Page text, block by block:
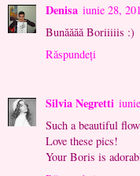
Denisa iunie 28,
Bunăăăă Boriiiiis :)
Răspundeți
Silvia Negretti
Such a beautiful
Love these pics!
Your Boris is